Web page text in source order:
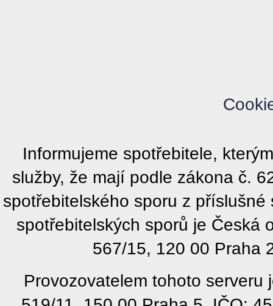
Informujeme spotřebitele,
služby, že mají podle zákona č.
spotřebitelského sporu z
spotřebitelských sporů je Česká
567/15, 120 00 Praha
Provozovatelem tohoto